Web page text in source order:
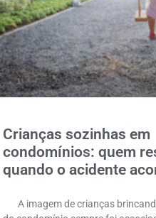
Crianças sozinhas em
condomínios: quem
quando o acidente
A imagem de crianças